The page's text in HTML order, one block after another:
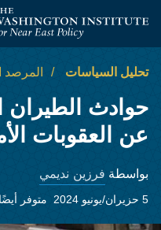
معهد واشنطن لسياسات
تحليل السياسات المرصد
حوادث الطيران
عن العقوبات
بواسطة فرزين نديمي
5 حزيران/يونيو 2024 متوفر